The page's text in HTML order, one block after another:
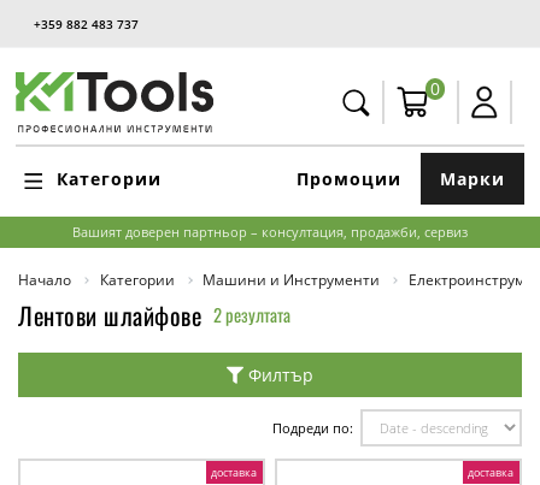
+359 882 483 737
0
Категории Марки
Промоции
Вашият доверен партньор – консултация, продажби, сервиз
Начало Категории Машини и Инструменти
Лентови шлайфове 2 резултата
Филтър
Подреди по:
доставка доставка